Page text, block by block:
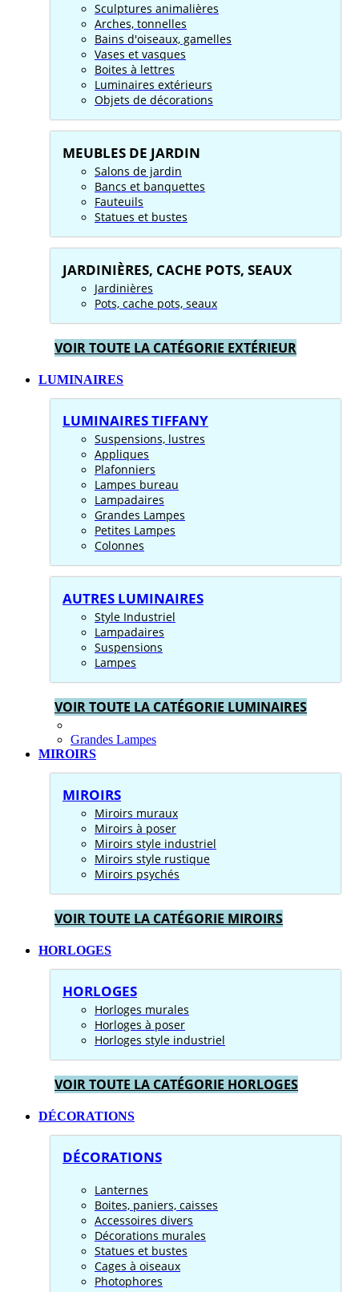
Sculptures animalières
Arches, tonnelles
Bains d'oiseaux, gamelles
Vases et vasques
Boites à lettres
Luminaires extérieurs
Objets de décorations
MEUBLES DE JARDIN
Salons de jardin
Bancs et banquettes
Fauteuils
Statues et bustes
JARDINIÈRES, CACHE POTS, SEAUX
Jardinières
Pots, cache pots, seaux
VOIR TOUTE LA CATÉGORIE EXTÉRIEUR
LUMINAIRES
LUMINAIRES TIFFANY
Suspensions, lustres
Appliques
Plafonniers
Lampes bureau
Lampadaires
Grandes Lampes
Petites Lampes
Colonnes
AUTRES LUMINAIRES
Style Industriel
Lampadaires
Suspensions
Lampes
VOIR TOUTE LA CATÉGORIE LUMINAIRES
Grandes Lampes
MIROIRS
MIROIRS
Miroirs muraux
Miroirs à poser
Miroirs style industriel
Miroirs style rustique
Miroirs psychés
VOIR TOUTE LA CATÉGORIE MIROIRS
HORLOGES
HORLOGES
Horloges murales
Horloges à poser
Horloges style industriel
VOIR TOUTE LA CATÉGORIE HORLOGES
DÉCORATIONS
DÉCORATIONS
Lanternes
Boites, paniers, caisses
Accessoires divers
Décorations murales
Statues et bustes
Cages à oiseaux
Photophores